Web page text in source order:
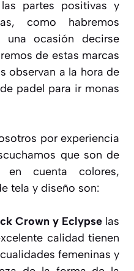
partes positivas y
como habremos
ocasión decirse
de estas marcas
observan a la hora de
padel para ir monas
por experiencia
que son de
en cuenta colores,
tela y diseño son:
Crown y Eclypse las
calidad tienen
femeninas y